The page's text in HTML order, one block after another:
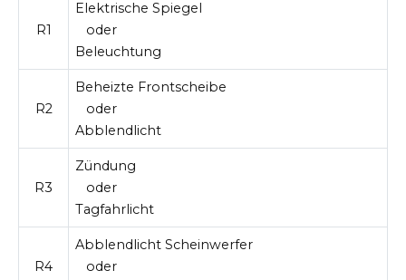
R1
Elektrische Spiegel
oder
Beleuchtung
R2
Beheizte Frontscheibe
oder
Abblendlicht
R3
Zündung
oder
Tagfahrlicht
R4
Abblendlicht Scheinwerfer
oder